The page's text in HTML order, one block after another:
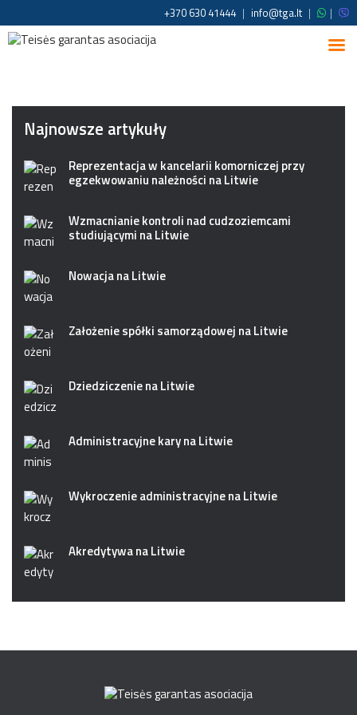
+370 630 41444 | info@tga.lt | |
Najnowsze artykuły
Reprezentacja w kancelarii komorniczej przy
egzekwowaniu należności na Litwie
Wzmacnianie kontroli nad cudzoziemcami
studiującymi na Litwie
Nowacja na Litwie
Założenie spółki samorządowej na Litwie
Dziedziczenie na Litwie
Administracyjne kary na Litwie
Wykroczenie administracyjne na Litwie
Akredytywa na Litwie